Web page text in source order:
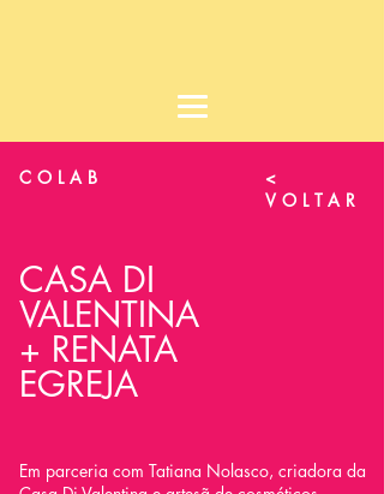
COLAB
<
VOLTAR
CASA DI
VALENTINA
+ RENATA
EGREJA
Em parceria com Tatiana Nolasco, criadora da